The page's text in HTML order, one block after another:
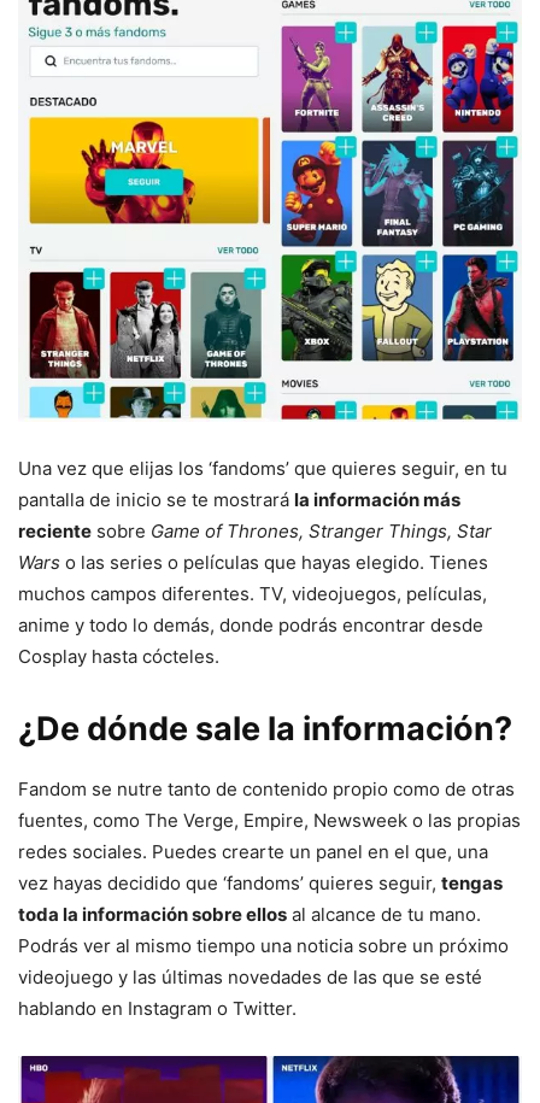
Una vez que elijas los ‘fandoms’ que quieres seguir, en tu
pantalla de inicio se te mostrará la información más
reciente sobre Game of Thrones, Stranger Things, Star
Wars o las series o películas que hayas elegido. Tienes
muchos campos diferentes. TV, videojuegos, películas,
anime y todo lo demás, donde podrás encontrar desde
Cosplay hasta cócteles.
¿De dónde sale la información?
Fandom se nutre tanto de contenido propio como de otras
fuentes, como The Verge, Empire, Newsweek o las propias
redes sociales. Puedes crearte un panel en el que, una
vez hayas decidido que ‘fandoms’ quieres seguir, tengas
toda la información sobre ellos al alcance de tu mano.
Podrás ver al mismo tiempo una noticia sobre un próximo
videojuego y las últimas novedades de las que se esté
hablando en Instagram o Twitter.